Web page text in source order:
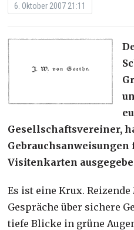
6. Oktober 2007 21:11
Gesellschaftsvereiner,
Visitenkarten
Es ist eine Krux.
Gespräche über sichere
tiefe Blicke in grüne